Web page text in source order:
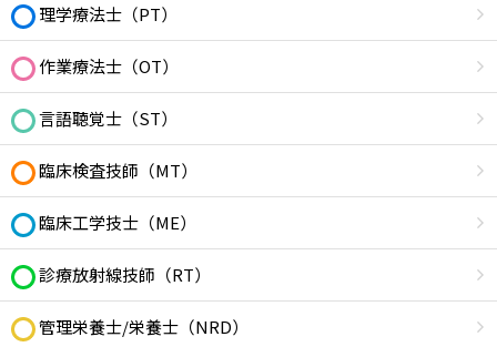
理学療法士（PT）
作業療法士（OT）
言語聴覚士（ST）
臨床検査技師（MT）
臨床工学技士（ME）
診療放射線技師（RT）
管理栄養士/栄養士（NRD）